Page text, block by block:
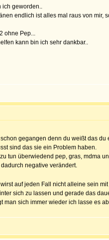
ich geworden..
endlich ist alles mal raus von mir,
ohne Pep...
kann bin ich sehr dankbar..
gegangen denn du weißt das
sind das sie ein Problem haben.
tun überwiedend pep, gras, mdma
negative verändert.
auf jeden Fall nicht alleine sein
sich zu lassen und gerade das
man sich immer wieder ich lasse es